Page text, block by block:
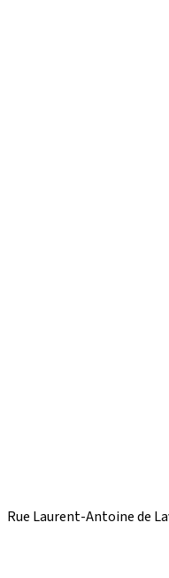
Rue Laurent-Antoine de